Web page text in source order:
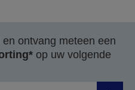
pagina
ontvang meteen een
op uw volgende